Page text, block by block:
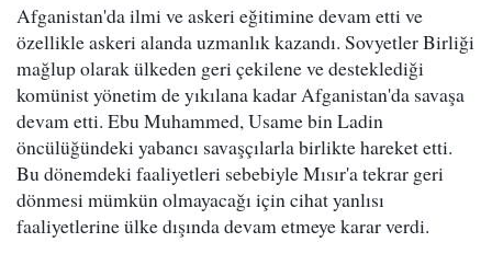
Afganistan'da ilmi ve askeri eğitimine devam etti ve
özellikle askeri alanda uzmanlık kazandı. Sovyetler Birliği
mağlup olarak ülkeden geri çekilene ve desteklediği
komünist yönetim de yıkılana kadar Afganistan'da savaşa
devam etti. Ebu Muhammed, Usame bin Ladin
öncülüğündeki yabancı savaşçılarla birlikte hareket etti.
Bu dönemdeki faaliyetleri sebebiyle Mısır'a tekrar geri
dönmesi mümkün olmayacağı için cihat yanlısı
faaliyetlerine ülke dışında devam etmeye karar verdi.